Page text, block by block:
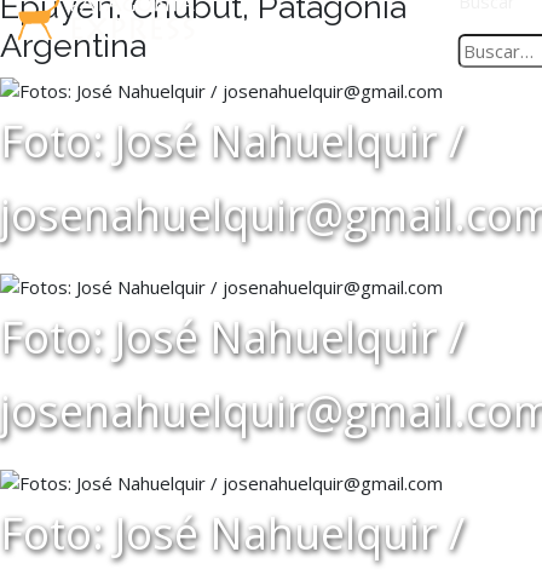
Argentina
Foto: José Nahuelquir /
Foto: José Nahuelquir /
Foto: José Nahuelquir /